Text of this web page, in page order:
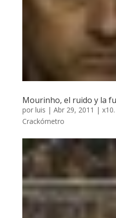
Mourinho, el ruido y la
por luis | Abr 29, 2011 |
Crackómetro